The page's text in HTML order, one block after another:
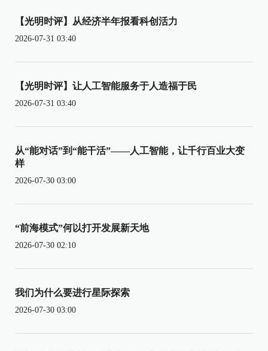
【光明时评】从经济半年报看科创活力
2026-07-31 03:40
【光明时评】让人工智能服务于人造福于民
2026-07-31 03:40
从“能对话”到“能干活”——人工智能，让千行百业大变
样
2026-07-30 03:00
“前海模式”何以打开发展新天地
2026-07-30 02:10
我们为什么要进行星际探索
2026-07-30 03:00